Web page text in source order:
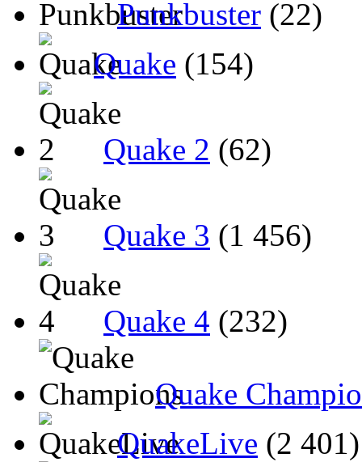
Punkbuster (22)
Quake (154)
Quake 2 (62)
Quake 3 (1 456)
Quake 4 (232)
Quake
QuakeLive (2 401)